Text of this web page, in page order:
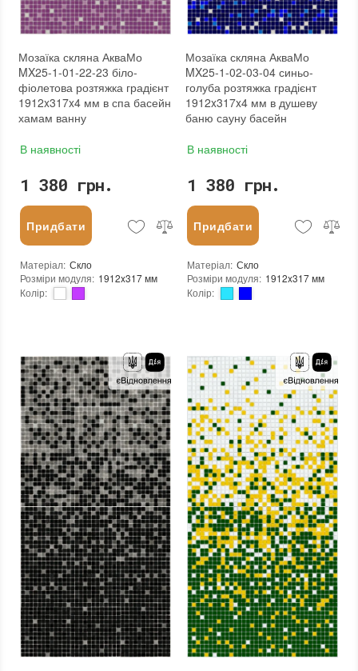
Мозаїка скляна АкваМо
MX25-1-01-22-23 біло-
фіолетова розтяжка градієнт
1912x317x4 мм в спа басейн
хамам ванну
В наявності
1 380 грн.
Придбати
Матеріал: Скло
Розміри модуля: 1912x317 мм
Колір:
Краї чіпа: Округлі
Форма чіпа: Квадратна
Текстура (особливості):
Градієнт, Мікс, Однобарвна
Вага (брутто): 4.35 кг
Основа: Папір, Сітка
Призначення:
В інтер'єрі, Для лазні, Для басейну, Для ванної кімнати та туалету, Для вітальні, Для душової, Для кухні, Для спальні, Для фартуха, Для фасаду, Для хамама
Кількість модулів у упаковці:
3,333 шт.
Вага модуля: 4,35
Розмір чіпа: 24x24 мм
Товщина чіпа: 4 мм
Площа модуля: 0,6 м²
Країна виробника: Україна
Бренд: AquaMo
Тип поверхні: Глянцева, Гладка
: новий
Мозаїка скляна АкваМо
MX25-1-02-03-04 синьо-
голуба розтяжка градієнт
1912x317x4 мм в душеву
баню сауну басейн
В наявності
1 380 грн.
Придбати
Матеріал: Скло
Розміри модуля: 1912x317 мм
Колір:
Краї чіпа
Округлі
Форма чіпа :
Квадратна
Текстура (особливості):
Градієнт, Мікс, Однобарвна
Вага (брутто): 4.35 кг
Основа: Папір, Сітка
Призначення:
В інтер'єрі, Для лазні, Для басейну, Для ванної кімнати та туалету, Для вітальні, Для душової, Для кухні, Для спальні, Для фартуха, Для фасаду, Для хамама
Кількість модулів у упаковці:
3,333 шт.
Вага модуля: 4,35
Розмір чіпа: 24x24 мм
Товщина чіпа: 4 мм
Площа модуля: 0,6 м²
Країна виробника: Україна
Бренд: AquaMo
Тип поверхні: Глянцева, Гладка
: новий